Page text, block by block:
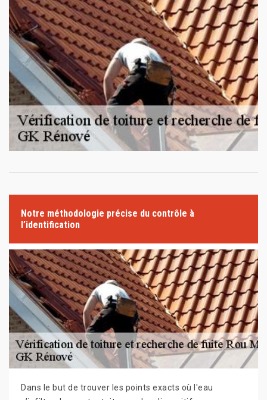
Notre méthodologie précise du contrôle à
l’identification
Dans le but de trouver les points exacts où l'eau